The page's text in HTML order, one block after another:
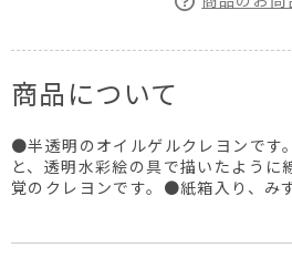
商品について
●半透明のオイルゲルクレヨンです
と、透明水彩絵の具で描いたように
覚のクレヨンです。●紙箱入り、み